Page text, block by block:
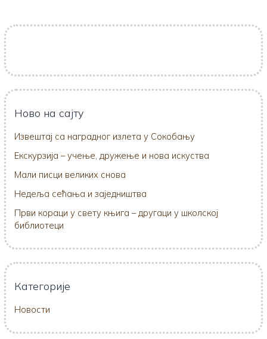
Ново на сајту
Извештај са наградног излета у Сокобању
Екскурзија – учење, дружење и нова искуства
Мали писци великих снова
Недеља сећања и заједништва
Први кораци у свету књига – другаци у школској
библиотеци
Категорије
Новости